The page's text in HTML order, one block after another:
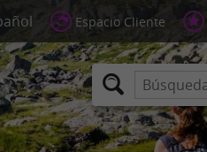
Espacio Cliente